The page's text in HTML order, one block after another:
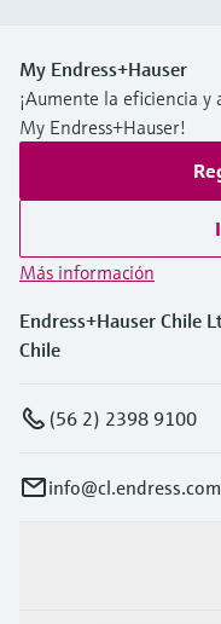
My Endress+Hauser
¡Aumente la eficiencia
My Endress+Hauser!
Más información
Endress+Hauser Chile
Chile
(56 2) 2398 9100
info@cl.endress.com